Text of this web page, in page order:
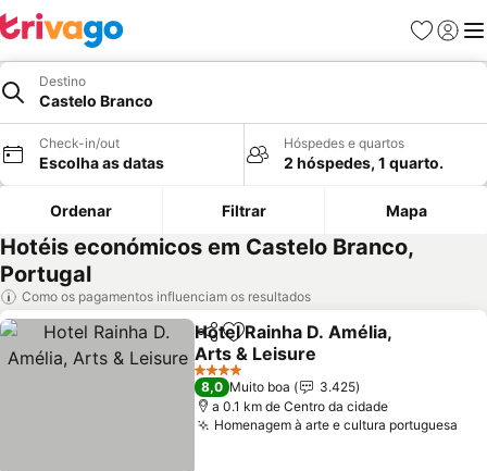
Favoritos
Iniciar
Destino
Castelo Branco
Check-in/out
Escolha as datas
Hóspedes e quartos
2 hóspedes, 1 quarto.
Ordenar Filtrar Mapa
Hotéis económicos em Castelo Branco,
Portugal
Como os pagamentos influenciam os resultados
PartilharAdicionar aos favoritos
Hotel Rainha D. Amélia,
Arts & Leisure
Ver preços
4 Estrelas
8,0 Muito boa
3.425
a 0.1 km de Centro da cidade
Homenagem à arte e cultura portuguesa